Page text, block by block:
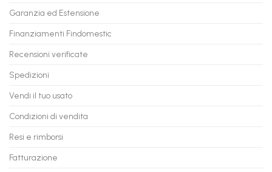
anche
a
in
con
Garanzia ed Estensione
Finanziamenti Findomestic
Recensioni verificate
Spedizioni
Vendi il tuo usato
Condizioni di vendita
Resi e rimborsi
Fatturazione